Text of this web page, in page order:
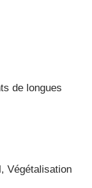
de longues
Végétalisation